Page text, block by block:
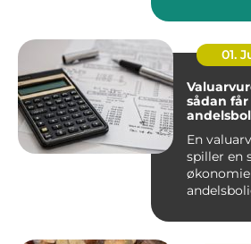
01.
sådan får
En
spiller en